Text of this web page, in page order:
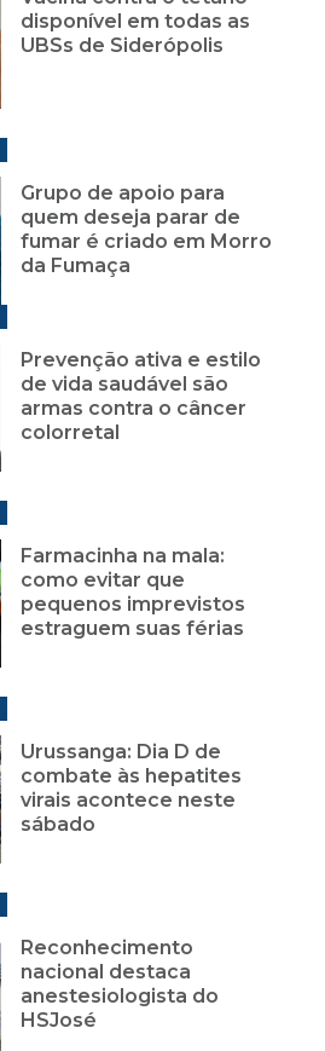
disponível em todas as
UBSs de Siderópolis
Grupo de apoio para
quem deseja parar de
fumar é criado em Morro
da Fumaça
Prevenção ativa e estilo
de vida saudável são
armas contra o câncer
colorretal
Farmacinha na mala:
como evitar que
pequenos imprevistos
estraguem suas férias
Urussanga: Dia D de
combate às hepatites
virais acontece neste
sábado
Reconhecimento
nacional destaca
anestesiologista do
HSJosé